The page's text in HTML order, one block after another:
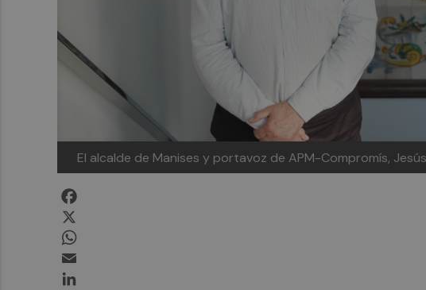
El alcalde de Manises y portavoz de APM-Compromís,